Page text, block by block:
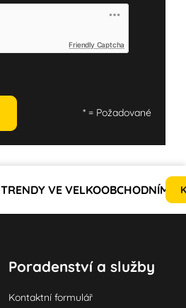
Friendly Captcha
*= Požadované
TRENDY VE VELKOOBCHODNÍM
Poradenství a služby
Kontaktní formulář